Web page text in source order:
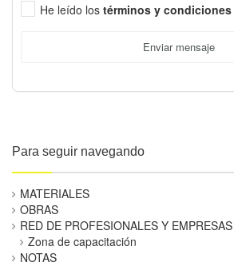
He leído los términos y condiciones
Enviar mensaje
Para seguir navegando
MATERIALES
OBRAS
RED DE PROFESIONALES Y EMPRESAS
Zona de capacitación
NOTAS